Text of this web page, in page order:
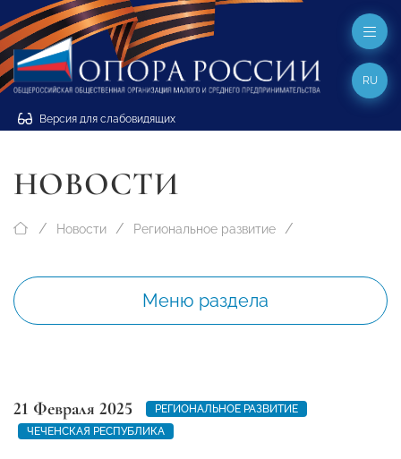
Версия для слабовидящих
RU
НОВОСТИ
Новости Региональное развитие
Меню раздела
21 Февраля 2025
РЕГИОНАЛЬНОЕ РАЗВИТИЕ
ЧЕЧЕНСКАЯ РЕСПУБЛИКА